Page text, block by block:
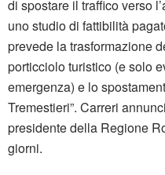
di spostare il traffico verso
uno studio di fattibilità
prevede la trasformazione
porticciolo turistico (e solo
emergenza) e lo
Tremestieri”. Carreri
presidente della Regione
giorni.